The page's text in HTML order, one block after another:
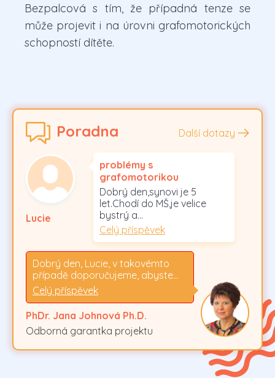
Bezpalcová s tím, že případná tenze se
může projevit i na úrovni grafomotorických
schopností dítěte.
Poradna Další dotazy
Lucie
problémy s
grafomotorikou
Dobrý den,synovi je 5
let.Chodí do MŠ,je velice
bystrý a…
Celý příspěvek
Dobrý den, Lucie, v takovémto
případě doporučujeme, abyste…
Celý příspěvek
PhDr. Jana Johnová Ph.D.
Odborná garantka projektu